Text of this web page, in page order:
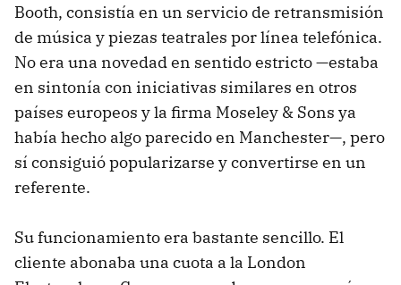
Booth, consistía en un servicio de retransmisión
de música y piezas teatrales por línea telefónica.
No era una novedad en sentido estricto —estaba
en sintonía con iniciativas similares en otros
países europeos y la firma Moseley & Sons ya
había hecho algo parecido en Manchester—, pero
sí consiguió popularizarse y convertirse en un
referente.
Su funcionamiento era bastante sencillo. El
cliente abonaba una cuota a la London